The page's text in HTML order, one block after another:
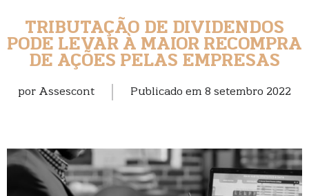
TRIBUTAÇÃO DE DIVIDENDOS
PODE LEVAR À MAIOR RECOMPRA
DE AÇÕES PELAS EMPRESAS
por Assescont Publicado em 8 setembro 2022